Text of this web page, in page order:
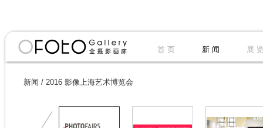
首 页 新 闻 展
新闻 / 2016 影像上海艺术博览会